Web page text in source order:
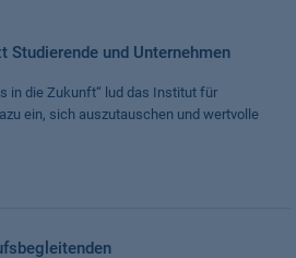
Studierende und Unternehmen
in die Zukunft“ lud das Institut für
ein, sich auszutauschen und wertvolle